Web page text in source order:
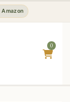
Amazon
0